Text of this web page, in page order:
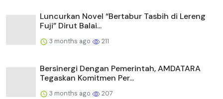
Luncurkan Novel “Bertabur Tasbih di Lereng
Fuji” Dirut Balai...
3 months ago 211
Bersinergi Dengan Pemerintah, AMDATARA
Tegaskan Komitmen Per...
3 months ago 207